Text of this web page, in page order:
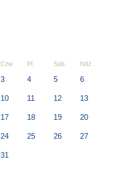
Czw Pt Sob Ndz
3 4 5 6
10 11 12 13
17 18 19 20
24 25 26 27
31